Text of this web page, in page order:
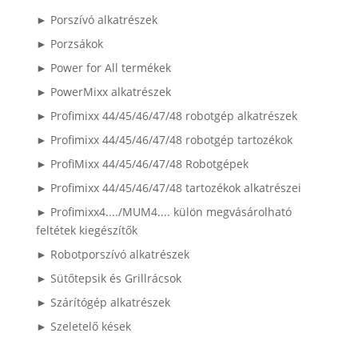
► Porszívó alkatrészek
► Porzsákok
► Power for All termékek
► PowerMixx alkatrészek
► Profimixx 44/45/46/47/48 robotgép alkatrészek
► Profimixx 44/45/46/47/48 robotgép tartozékok
► ProfiMixx 44/45/46/47/48 Robotgépek
► Profimixx 44/45/46/47/48 tartozékok alkatrészei
► Profimixx4..../MUM4.... külön megvásárolható
feltétek kiegészítők
► Robotporszívó alkatrészek
► Sütőtepsik és Grillrácsok
► Szárítógép alkatrészek
► Szeletelő kések